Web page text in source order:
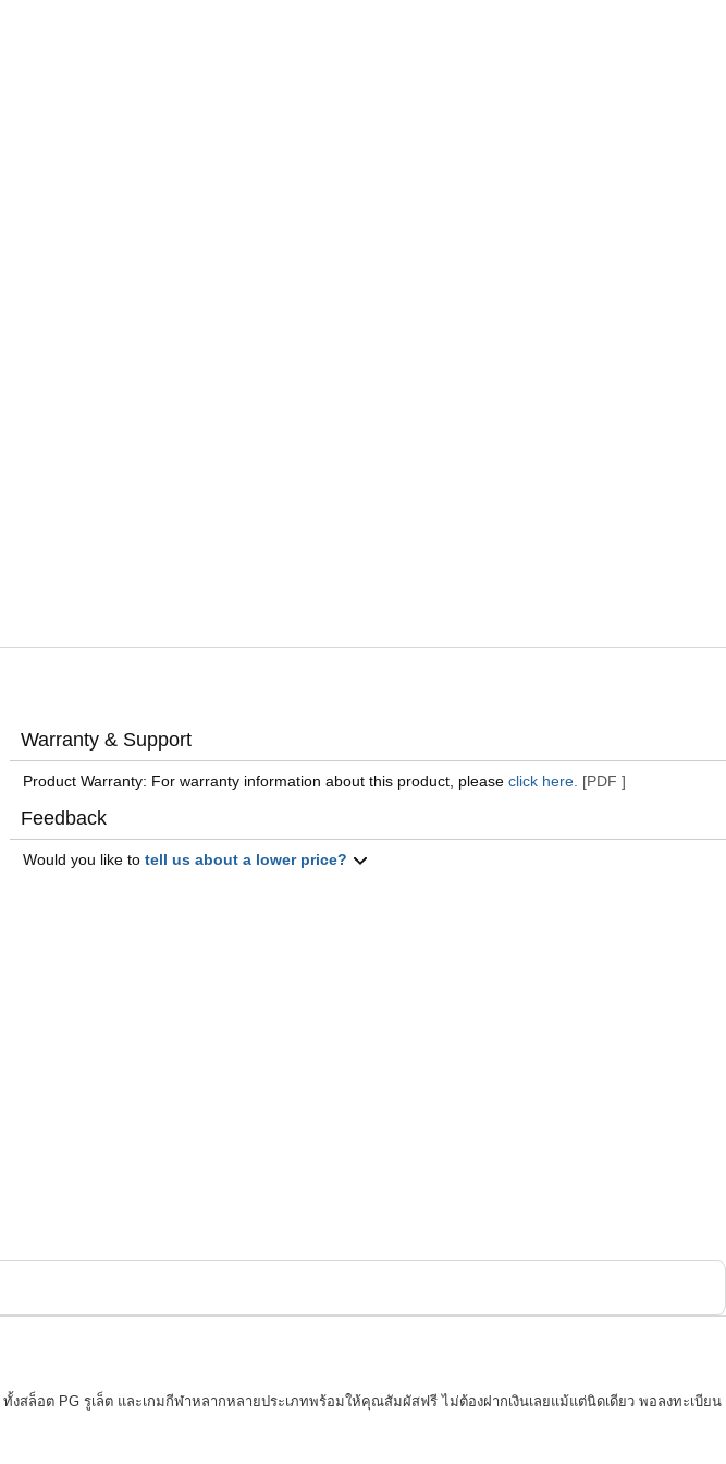
Warranty & Support
Product Warranty: For warranty information about this product, pleaseclick here. [PDF ]
Feedback
Would you like totell us about a lower price?
ล็อต PG รูเล็ต และเกมกีฬาหลากหลายประเภทพร้อมให้คุณสัมผัสฟรี ไม่ต้องฝากเงินเลยแม้แต่นิดเดียว พอลงทะเบียน